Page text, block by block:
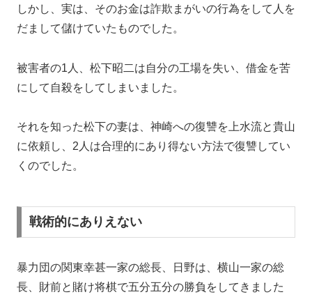
しかし、実は、そのお金は詐欺まがいの行為をして人を
だまして儲けていたものでした。
被害者の1人、松下昭二は自分の工場を失い、借金を苦
にして自殺をしてしまいました。
それを知った松下の妻は、神崎への復讐を上水流と貴山
に依頼し、2人は合理的にあり得ない方法で復讐してい
くのでした。
戦術的にありえない
暴力団の関東幸甚一家の総長、日野は、横山一家の総
長、財前と賭け将棋で五分五分の勝負をしてきました